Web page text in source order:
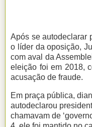
Após se autodeclarar
o líder da oposição,
com aval da
eleição foi em 2018,
acusação de fraude.
Em praça pública,
autodeclarou
chamavam de